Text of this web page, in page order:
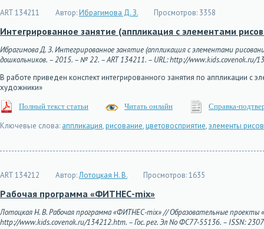
ART 134211 Автор:Ибрагимова Д. З. Просмотров: 3358
Интегрированное занятие (аппликация с элементами
Ибрагимова Д. З. Интегрированное занятие (аппликация с элементами
дошкольников. – 2015. – № 22. – ART 134211. – URL: http://www.kids.covenok.ru/
В работе приведен конспект интегрированного занятия по аппликации
художники»
Полный текст статьи Читать онлайн Справка-
Ключевые слова: аппликация,рисование,цветовосприятие,элементы
ART 134212 Автор:Лотоцкая Н. В. Просмотров:1635
Рабочая программа «ФИТНЕС-mix»
Лотоцкая Н. В. Рабочая программа «ФИТНЕС-mix» // Образовательные проекты
http://www.kids.covenok.ru/134212.htm. – Гос. рег. Эл No ФС77-55136. – ISSN: